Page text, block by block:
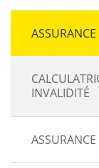
INVALIDITÉ